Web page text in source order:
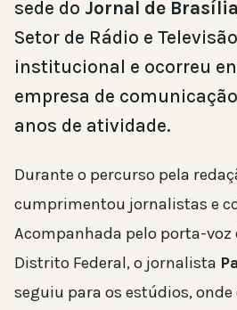
sede do Jornal de Brasília
Setor de Rádio e
institucional e ocorreu
empresa de
anos de atividade.
Durante o percurso pela
cumprimentou jornalistas e
Acompanhada pelo porta-voz
Distrito Federal, o jornalista
seguiu para os estúdios,